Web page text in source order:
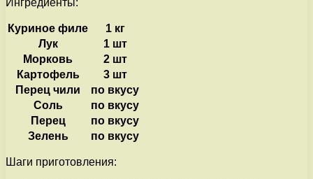
Ингредиенты:
Куриное филе
1 кг
Лук
1 шт
Морковь
2 шт
Картофель
3 шт
Перец чили
по вкусу
Соль
по вкусу
Перец
по вкусу
Зелень
по вкусу
Шаги приготовления: